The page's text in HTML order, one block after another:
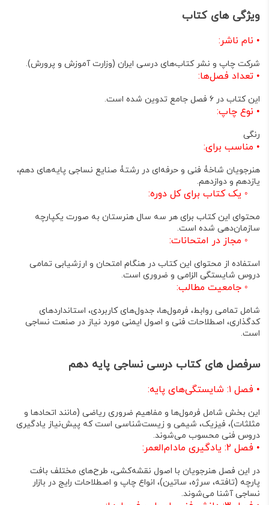
ویژگی های کتاب
• نام ناشر:
شرکت چاپ و نشر کتاب‌های درسی ایران (وزارت آموزش و پرورش).
• تعداد فصل‌ها:
این کتاب در ۶ فصل جامع تدوین شده است .
• نوع چاپ:
رنگی
• مناسب برای:
هنرجویان شاخۀ فنی و حرفه‌ای در رشتۀ صنایع نساجی پایه‌های دهم،
یازدهم و دوازدهم.
◦ یک کتاب برای کل دوره:
محتوای این کتاب برای هر سه سال هنرستان به صورت یکپارچه
سازمان‌دهی شده است.
◦ مجاز در امتحانات:
استفاده از محتوای این کتاب در هنگام امتحان و ارزشیابی تمامی
دروس شایستگی الزامی و ضروری است.
◦ جامعیت مطالب:
شامل تمامی روابط، فرمول‌ها، جدول‌های کاربردی، استانداردهای
کدگذاری، اصطلاحات فنی و اصول ایمنی مورد نیاز در صنعت نساجی
است.
سرفصل های کتاب درسی نساجی پایه دهم
• فصل ۱: شایستگی‌های پایه:
این بخش شامل فرمول‌ها و مفاهیم ضروری ریاضی (مانند اتحادها و
مثلثات)، فیزیک، شیمی و زیست‌شناسی است که پیش‌نیاز یادگیری
دروس فنی محسوب می‌شوند.
• فصل ۲: یادگیری مادام‌العمر:
در این فصل هنرجویان با اصول نقشه‌کشی، طرح‌های مختلف بافت
پارچه (تافته، سرژه، ساتین)، انواع چاپ و اصطلاحات رایج در بازار
نساجی آشنا می‌شوند.